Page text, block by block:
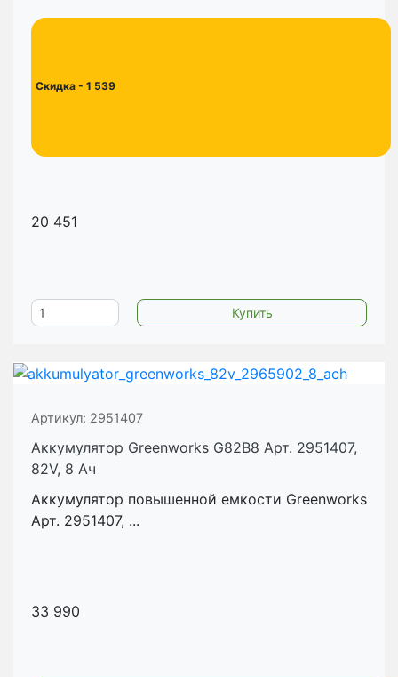
Скидка - 1 539
20 451
Артикул: 2951407
Аккумулятор Greenworks G82B8 Арт. 2951407,
82V, 8 Ач
Аккумулятор повышенной емкости Greenworks
Арт. 2951407, ...
33 990